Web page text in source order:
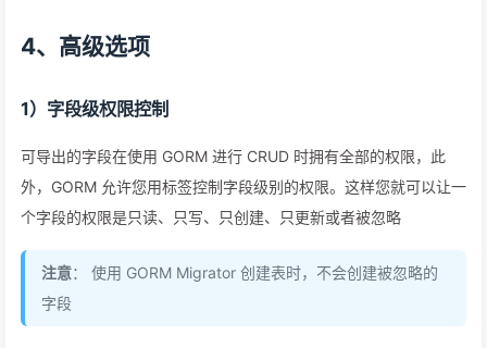
4、高级选项
1）字段级权限控制
可导出的字段在使用 GORM 进行 CRUD 时拥有全部的权限，此
外，GORM 允许您用标签控制字段级别的权限。这样您就可以让一
个字段的权限是只读、只写、只创建、只更新或者被忽略
注意： 使用 GORM Migrator 创建表时，不会创建被忽略的
字段